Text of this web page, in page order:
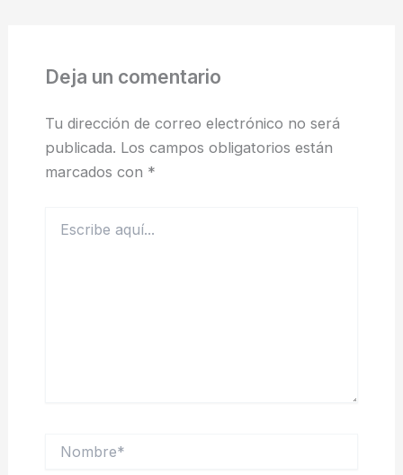
Deja un comentario
Tu dirección de correo electrónico no será
publicada. Los campos obligatorios están
marcados con *
aquí...